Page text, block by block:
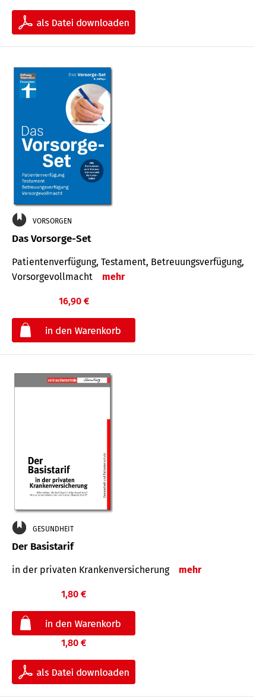
VORSORGEN
Das Vorsorge-Set
Patienten­ver­fügung, Testa­ment, Be­treuungs­verfü­gung,
Vor­sorge­voll­macht
mehr
16,90 €
GESUNDHEIT
Der Basistarif
in der privaten Kran­ken­ver­siche­rung mehr
1,80 €
1,80 €